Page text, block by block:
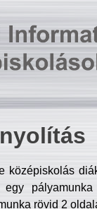
középiskolás
egy
rövid 2